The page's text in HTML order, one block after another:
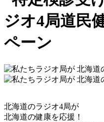
北海道のラジオ4局が
北海道の健康を応援！